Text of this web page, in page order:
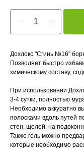
Дохлокс "Сгинь №16"
Позволяет быстро
химическому составу,
При использовании
3-4 сутки, полностью
Необходимо аккуратно
полосками вдоль путей
стен, щелей, на
Также гель можно
которые необходимо